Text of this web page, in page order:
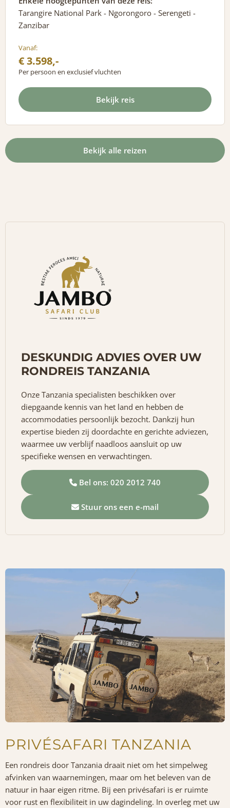
Tarangire National Park - Ngorongoro - Serengeti -
Zanzibar
Vanaf:
€ 3.598,-
Per persoon en exclusief vluchten
Bekijk reis
Bekijk alle reizen
DESKUNDIG ADVIES OVER UW
RONDREIS TANZANIA
Onze Tanzania specialisten beschikken over
diepgaande kennis van het land en hebben de
accommodaties persoonlijk bezocht. Dankzij hun
expertise bieden zij doordachte en gerichte adviezen,
waarmee uw verblijf naadloos aansluit op uw
specifieke wensen en verwachtingen.
Bel ons: 020 2012 740
Stuur ons een e-mail
PRIVÉSAFARI TANZANIA
Een rondreis door Tanzania draait niet om het simpelweg
afvinken van waarnemingen, maar om het beleven van de
natuur in haar eigen ritme. Bij een privésafari is er ruimte
voor rust en flexibiliteit in uw dagindeling. In overleg met uw